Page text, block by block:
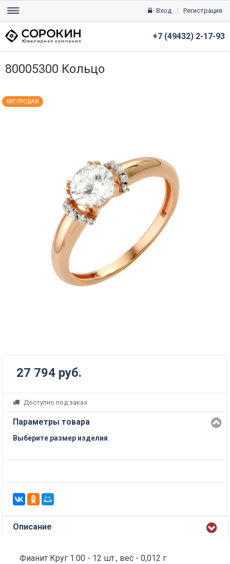
Вход Регистрация
+7 (49432) 2-17-93
80005300 Кольцо
ХИТ ПРОДАЖ
27 794 руб.
Доступно под заказ
Параметры товара
Выберите размер изделия
Описание
Фианит Круг 1.00 - 12 шт., вес - 0,012 г